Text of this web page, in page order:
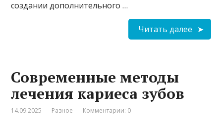
создании дополнительного …
Читать далее
Современные методы
лечения кариеса зубов
14.09.2025 Разное Комментарии: 0